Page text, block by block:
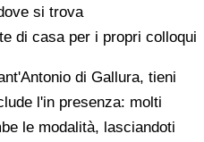
si trova
di casa per i propri colloqui
di Gallura, tieni
l'in presenza: molti
le modalità, lasciandoti